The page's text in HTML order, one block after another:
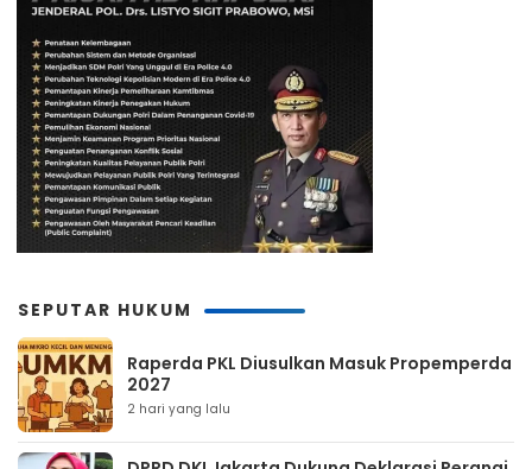
SEPUTAR HUKUM
Raperda PKL Diusulkan Masuk Propemperda
2027
2 hari yang lalu